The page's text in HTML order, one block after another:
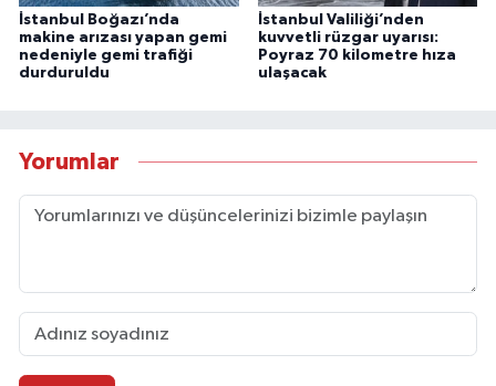
İstanbul Boğazı’nda
makine arızası yapan gemi
nedeniyle gemi trafiği
durduruldu
İstanbul Valiliği’nden
kuvvetli rüzgar uyarısı:
Poyraz 70 kilometre hıza
ulaşacak
Yorumlar